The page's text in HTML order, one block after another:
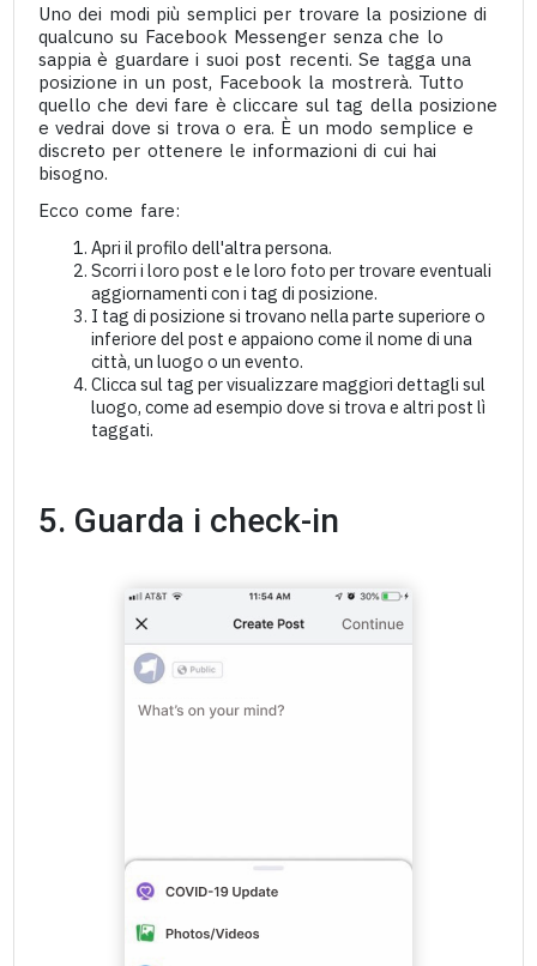
Uno dei modi più semplici per trovare la posizione di
qualcuno su Facebook Messenger senza che lo
sappia è guardare i suoi post recenti. Se tagga una
posizione in un post, Facebook la mostrerà. Tutto
quello che devi fare è cliccare sul tag della posizione
e vedrai dove si trova o era. È un modo semplice e
discreto per ottenere le informazioni di cui hai
bisogno.
Ecco come fare:
Apri il profilo dell'altra persona.
Scorri i loro post e le loro foto per trovare eventuali
aggiornamenti con i tag di posizione.
I tag di posizione si trovano nella parte superiore o
inferiore del post e appaiono come il nome di una
città, un luogo o un evento.
Clicca sul tag per visualizzare maggiori dettagli sul
luogo, come ad esempio dove si trova e altri post lì
taggati.
5. Guarda i check-in